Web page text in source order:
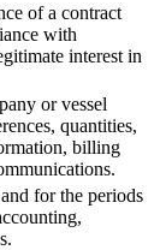
of a contract
with
interest in
or vessel
quantities,
billing
for the periods